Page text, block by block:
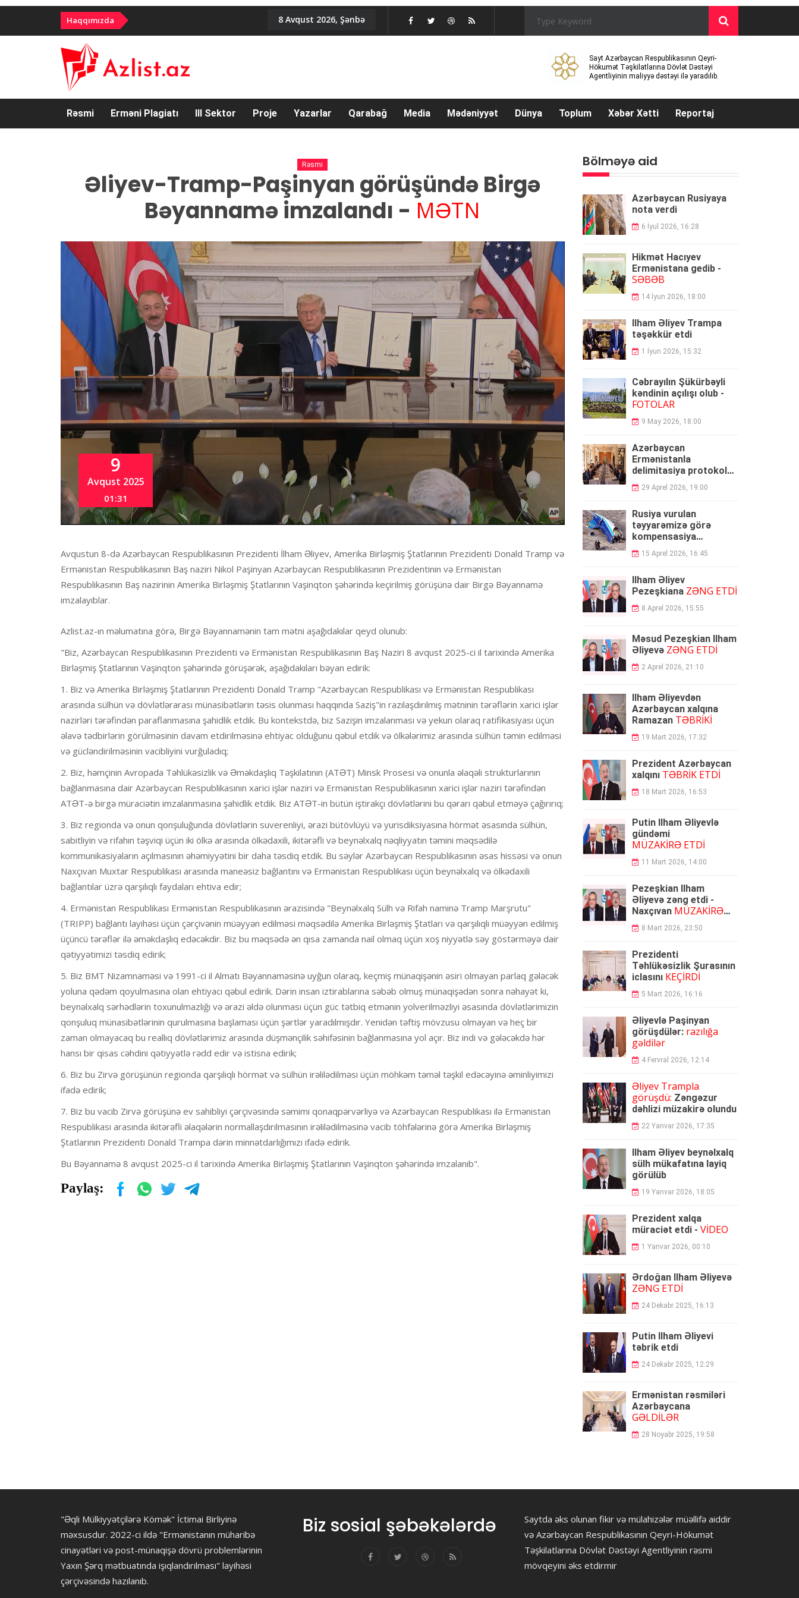
Haqqımızda 8 Avqust 2026, Şənbə
Sayt Azərbaycan Respublikasının Qeyri-
Hökumət Təşkilatlarına Dövlət Dəstəyi
Agentliyinin maliyyə dəstəyi ilə yaradılıb.
Rəsmi Erməni Plagiatı III Sektor Proje Yazarlar Qarabağ Media Mədəniyyət Dünya Toplum Xəbər Xətti Reportaj
Rəsmi
Əliyev-Tramp-Paşinyan görüşündə Birgə
Bəyannamə imzalandı - MƏTN
9
Avqust 2025
01:31
Avqustun 8-də Azərbaycan Respublikasının Prezidenti İlham Əliyev, Amerika Birləşmiş Ştatlarının Prezidenti Donald Tramp və
Ermənistan Respublikasının Baş naziri Nikol Paşinyan Azərbaycan Respublikasının Prezidentinin və Ermənistan
Respublikasının Baş nazirinin Amerika Birləşmiş Ştatlarının Vaşinqton şəhərində keçirilmiş görüşünə dair Birgə Bəyannamə
imzalayıblar.
Azlist.az-ın məlumatına görə, Birgə Bəyannamənin tam mətni aşağıdakılar qeyd olunub:
"Biz, Azərbaycan Respublikasının Prezidenti və Ermənistan Respublikasının Baş Naziri 8 avqust 2025-ci il tarixində Amerika
Birləşmiş Ştatlarının Vaşinqton şəhərində görüşərək, aşağıdakıları bəyan edirik:
1. Biz və Amerika Birləşmiş Ştatlarının Prezidenti Donald Tramp "Azərbaycan Respublikası və Ermənistan Respublikası
arasında sülhün və dövlətlərarası münasibətlərin təsis olunması haqqında Saziş"in razılaşdırılmış mətninin tərəflərin xarici işlər
nazirləri tərəfindən paraflanmasına şahidlik etdik. Bu kontekstdə, biz Sazişin imzalanması və yekun olaraq ratifikasiyası üçün
əlavə tədbirlərin görülməsinin davam etdirilməsinə ehtiyac olduğunu qəbul etdik və ölkələrimiz arasında sülhün təmin edilməsi
və gücləndirilməsinin vacibliyini vurğuladıq;
2. Biz, həmçinin Avropada Təhlükəsizlik və Əməkdaşlıq Təşkilatının (ATƏT) Minsk Prosesi və onunla əlaqəli strukturlarının
bağlanmasına dair Azərbaycan Respublikasının xarici işlər naziri və Ermənistan Respublikasının xarici işlər naziri tərəfindən
ATƏT-ə birgə müraciətin imzalanmasına şahidlik etdik. Biz ATƏT-in bütün iştirakçı dövlətlərini bu qərarı qəbul etməyə çağırırıq;
3. Biz regionda və onun qonşuluğunda dövlətlərin suverenliyi, ərazi bütövlüyü və yurisdiksiyasına hörmət əsasında sülhün,
sabitliyin və rifahın təşviqi üçün iki ölkə arasında ölkədaxili, ikitərəfli və beynəlxalq nəqliyyatın təmini məqsədilə
kommunikasiyaların açılmasının əhəmiyyətini bir daha təsdiq etdik. Bu səylər Azərbaycan Respublikasının əsas hissəsi və onun
Naxçıvan Muxtar Respublikası arasında maneəsiz bağlantını və Ermənistan Respublikası üçün beynəlxalq və ölkədaxili
bağlantılar üzrə qarşılıqlı faydaları ehtiva edir;
4. Ermənistan Respublikası Ermənistan Respublikasının ərazisində "Beynəlxalq Sülh və Rifah naminə Tramp Marşrutu"
(TRIPP) bağlantı layihəsi üçün çərçivənin müəyyən edilməsi məqsədilə Amerika Birləşmiş Ştatları və qarşılıqlı müəyyən edilmiş
üçüncü tərəflər ilə əməkdaşlıq edəcəkdir. Biz bu məqsədə ən qısa zamanda nail olmaq üçün xoş niyyətlə səy göstərməyə dair
qətiyyətimizi təsdiq edirik;
5. Biz BMT Nizamnaməsi və 1991-ci il Almatı Bəyannaməsinə uyğun olaraq, keçmiş münaqişənin əsiri olmayan parlaq gələcək
yoluna qədəm qoyulmasına olan ehtiyacı qəbul edirik. Dərin insan iztirablarına səbəb olmuş münaqişədən sonra nəhayət ki,
beynəlxalq sərhədlərin toxunulmazlığı və ərazi əldə olunması üçün güc tətbiq etmənin yolverilməzliyi əsasında dövlətlərimizin
qonşuluq münasibətlərinin qurulmasına başlaması üçün şərtlər yaradılmışdır. Yenidən təftiş mövzusu olmayan və heç bir
zaman olmayacaq bu reallıq dövlətlərimiz arasında düşmənçilik səhifəsinin bağlanmasına yol açır. Biz indi və gələcəkdə hər
hansı bir qisas cəhdini qətiyyətlə rədd edir və istisna edirik;
6. Biz bu Zirvə görüşünün regionda qarşılıqlı hörmət və sülhün irəlilədilməsi üçün möhkəm təməl təşkil edəcəyinə əminliyimizi
ifadə edirik;
7. Biz bu vacib Zirvə görüşünə ev sahibliyi çərçivəsində səmimi qonaqpərvərliyə və Azərbaycan Respublikası ilə Ermənistan
Respublikası arasında ikitərəfli əlaqələrin normallaşdırılmasının irəlilədilməsinə vacib töhfələrinə görə Amerika Birləşmiş
Ştatlarının Prezidenti Donald Trampa dərin minnətdarlığımızı ifadə edirik.
Bu Bəyannamə 8 avqust 2025-ci il tarixində Amerika Birləşmiş Ştatlarının Vaşinqton şəhərində imzalanıb".
Paylaş:
Bölməyə aid
Azərbaycan Rusiyaya
nota verdi
6 İyul 2026, 16:28
Hikmət Hacıyev
Ermənistana gedib -
SƏBƏB
14 İyun 2026, 18:00
İlham Əliyev Trampa
təşəkkür etdi
1 İyun 2026, 15:32
Cəbrayılın Şükürbəyli
kəndinin açılışı olub -
FOTOLAR
9 May 2026, 18:00
Azərbaycan
Ermənistanla
delimitasiya protokolu
umzaladı
29 Aprel 2026, 19:00
Rusiya vurulan
təyyarəmizə görə
kompensasiya
ödəyəcək
15 Aprel 2026, 16:45
İlham Əliyev
Pezeşkiana ZƏNG ETDİ
8 Aprel 2026, 15:55
Məsud Pezeşkian İlham
Əliyevə ZƏNG ETDİ
2 Aprel 2026, 21:10
İlham Əliyevdən
Azərbaycan xalqına
Ramazan TƏBRİKİ
19 Mart 2026, 17:32
Prezident Azərbaycan
xalqını TƏBRİK ETDİ
18 Mart 2026, 16:53
Putin İlham Əliyevlə
gündəmi
MÜZAKİRƏ ETDİ
11 Mart 2026, 14:00
Pezeşkian İlham
Əliyevə zəng etdi -
Naxçıvan MÜZAKİRƏ
OLUNDU
8 Mart 2026, 23:50
Prezidenti
Təhlükəsizlik Şurasının
iclasınıKEÇİRDİ
5 Mart 2026, 16:16
Əliyevlə Paşinyan
görüşdülər: razılığa
gəldilər
4 Fervral 2026, 12:14
Əliyev Trampla
görüşdü: Zəngəzur
dəhlizi müzakirə olundu
22 Yanvar 2026, 17:35
İlham Əliyev beynəlxalq
sülh mükafatına layiq
görülüb
19 Yanvar 2026, 18:05
Prezident xalqa
müraciət etdi - VİDEO
1 Yanvar 2026, 00:10
Ərdoğan İlham Əliyevə
ZƏNG ETDİ
24 Dekabr 2025, 16:13
Putin İlham Əliyevi
təbrik etdi
24 Dekabr 2025, 12:29
Ermənistan rəsmiləri
Azərbaycana
GƏLDİLƏR
28 Noyabr 2025, 19:58
"Əqli Mülkiyyətçilərə Kömək" İctimai Birliyinə
məxsusdur. 2022-ci ildə "Ermənistanın müharibə
cinayətləri və post-münaqişə dövrü problemlərinin
Yaxın Şərq mətbuatında işıqlandırılması" layihəsi
çərçivəsində hazılanıb.
Biz sosial şəbəkələrdə
Saytda əks olunan fikir və mülahizələr müəllifə aiddir
və Azərbaycan Respublikasının Qeyri-Hökumət
Təşkilatlarına Dövlət Dəstəyi Agentliyinin rəsmi
mövqeyini əks etdirmir